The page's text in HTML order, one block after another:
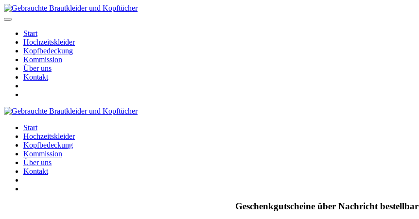
Start
Hochzeitskleider
Kopfbedeckung
Kommission
Über uns
Kontakt
Start
Hochzeitskleider
Kopfbedeckung
Kommission
Über uns
Kontakt
Geschenkgutscheine über Nachricht bestellbar